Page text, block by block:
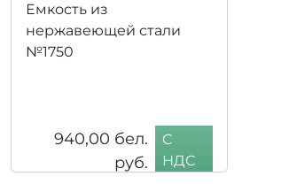
Емкость из
нержавеющей стали
№1750
940,00 бел.
руб.
C
НДС